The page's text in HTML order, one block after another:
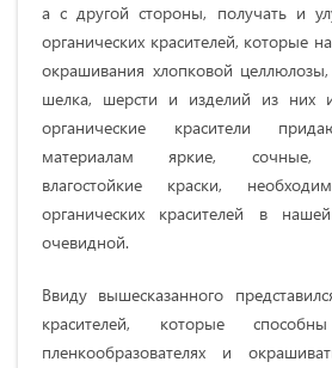
а с другой стороны, получать и
органических красителей, которые
окрашивания хлопковой
шелка, шерсти и изделий из них
органические красители
материалам яркие, сочные,
влагостойкие краски,
органических красите­лей в
очевидной.
Ввиду вышесказанного
красителей, которые
пленкообразователях и